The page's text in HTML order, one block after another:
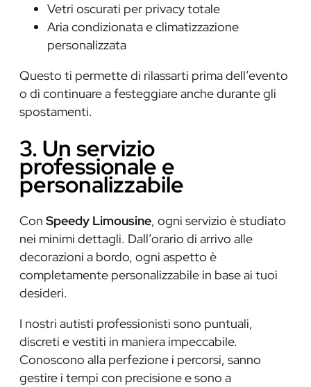
Vetri oscurati per privacy totale
Aria condizionata e climatizzazione
personalizzata
Questo ti permette di rilassarti prima dell’evento
o di continuare a festeggiare anche durante gli
spostamenti.
3. Un servizio
professionale e
personalizzabile
Con Speedy Limousine, ogni servizio è studiato
nei minimi dettagli. Dall’orario di arrivo alle
decorazioni a bordo, ogni aspetto è
completamente personalizzabile in base ai tuoi
desideri.
I nostri autisti professionisti sono puntuali,
discreti e vestiti in maniera impeccabile.
Conoscono alla perfezione i percorsi, sanno
gestire i tempi con precisione e sono a